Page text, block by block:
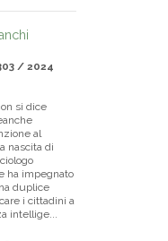
/ 2024
si dice
al
nascita di
ha impegnato
duplice
i cittadini a
intellige...